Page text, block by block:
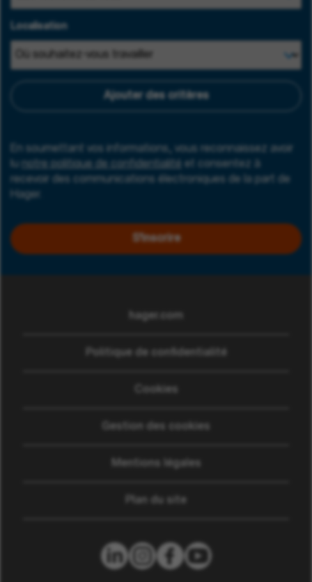
Localisation
Ajouter des critères
En soumettant vos informations, vous reconnaissez avoir
lu
notre politique de confidentialité
et consentez à
recevoir des communications électroniques de la part de
Hager.
S'inscrire
hager.com
Politique de confidentialité
Cookies
Gestion des cookies
Mentions légales
Plan du site